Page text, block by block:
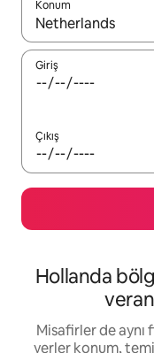
Konum
Sonuçlar
Giriş
Çıkış
Hollanda
Misafirler de aynı
yerler konum,